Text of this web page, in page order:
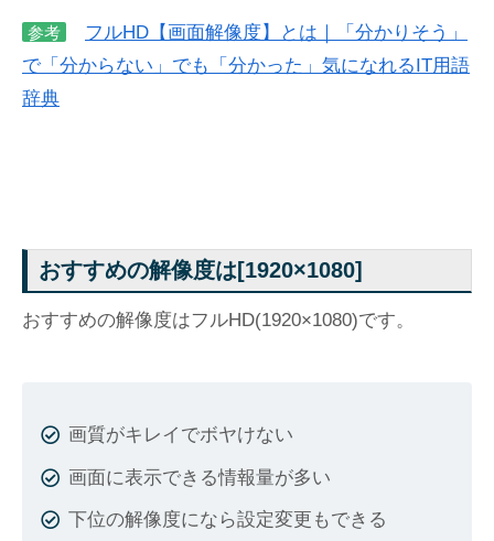
参考
フルHD【画面解像度】とは｜「分かりそう」
で「分からない」でも「分かった」気になれるIT用語
辞典
おすすめの解像度は[1920×1080]
おすすめの解像度はフルHD(1920×1080)です。
画質がキレイでボヤけない
画面に表示できる情報量が多い
下位の解像度になら設定変更もできる